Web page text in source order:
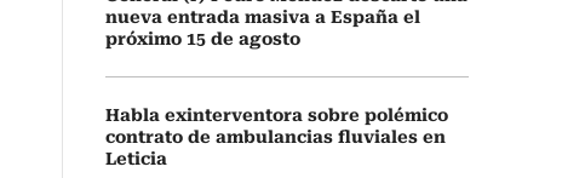
nueva entrada masiva a España el
próximo 15 de agosto
Habla exinterventora sobre polémico
contrato de ambulancias fluviales en
Leticia